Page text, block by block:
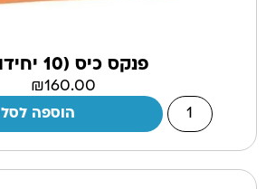
פנקס כיס (10 יחידות)
₪160.00
הוספה לסל